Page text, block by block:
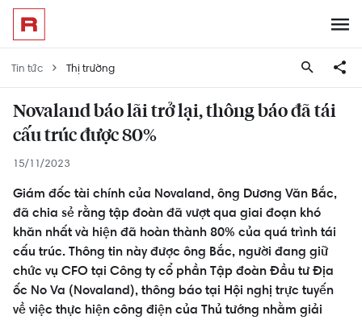
Tin tức Thị trường
Novaland báo lãi trở lại, thông báo đã tái
cấu trúc được 80%
15/11/2023
Giám đốc tài chính của Novaland, ông Dương Văn Bắc,
đã chia sẻ rằng tập đoàn đã vượt qua giai đoạn khó
khăn nhất và hiện đã hoàn thành 80% của quá trình tái
cấu trúc. Thông tin này được ông Bắc, người đang giữ
chức vụ CFO tại Công ty cổ phần Tập đoàn Đầu tư Địa
ốc No Va (Novaland), thông báo tại Hội nghị trực tuyến
về việc thực hiện công điện của Thủ tướng nhằm giải